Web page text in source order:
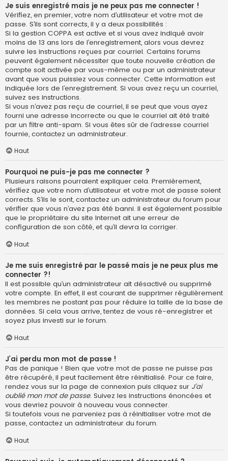
Je suis enregistré mais je ne peux pas me connecter !
Vérifiez, en premier, votre nom d’utilisateur et votre mot de
passe. S’ils sont corrects, il y a deux possibilités :
Si la gestion COPPA est active et si vous avez indiqué avoir
moins de 13 ans lors de l’enregistrement, alors vous devrez
suivre les instructions reçues par courriel. Certains forums
peuvent également nécessiter que toute nouvelle création de
compte soit activée par vous-même ou par un administrateur
avant que vous puissiez vous connecter. Cette information est
indiquée lors de l’enregistrement. Si vous avez reçu un courriel,
suivez ses instructions.
Si vous n’avez pas reçu de courriel, il se peut que vous ayez
fourni une adresse incorrecte ou que le courriel ait été traité
par un filtre anti-spam. Si vous êtes sûr de l’adresse courriel
fournie, contactez un administrateur.
Haut
Pourquoi ne puis-je pas me connecter ?
Plusieurs raisons pourraient expliquer cela. Premièrement,
vérifiez que votre nom d’utilisateur et votre mot de passe soient
corrects. S’ils le sont, contactez un administrateur du forum pour
vérifier que vous n’avez pas été banni. Il est également possible
que le propriétaire du site Internet ait une erreur de
configuration de son côté, et qu’il devra la corriger.
Haut
Je me suis enregistré par le passé mais je ne peux plus me
connecter ?!
Il est possible qu’un administrateur ait désactivé ou supprimé
votre compte. En effet, il est courant de supprimer régulièrement
les membres ne postant pas pour réduire la taille de la base de
données. Si cela vous arrive, tentez de vous ré-enregistrer et
soyez plus investi sur le forum.
Haut
J’ai perdu mon mot de passe !
Pas de panique ! Bien que votre mot de passe ne puisse pas
être récupéré, il peut facilement être réinitialisé. Pour ce faire,
rendez vous sur la page de connexion puis cliquez sur J’ai
oublié mon mot de passe. Suivez les instructions énoncées et
vous devriez pouvoir à nouveau vous connecter.
Si toutefois vous ne parveniez pas à réinitialiser votre mot de
passe, contactez un administrateur du forum.
Haut